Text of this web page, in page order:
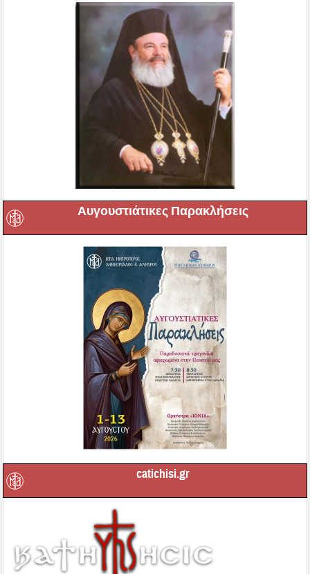
Αυγουστιάτικες Παρακλήσεις
catichisi.gr